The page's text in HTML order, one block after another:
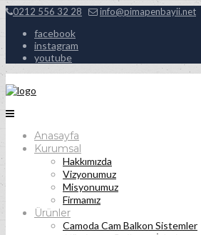
0212 556 32 28 info@pimapenbayii.net
facebook
instagram
youtube
Anasayfa
Kurumsal
Hakkımızda
Vizyonumuz
Misyonumuz
Firmamız
Ürünler
Camoda Cam Balkon Sistemler